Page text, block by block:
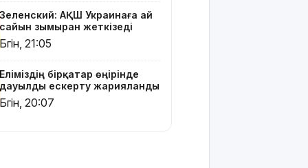
Бельгия
Королі
Қасым-
Жомарт
Тоқаевқа
Зеленский: АҚШ Украинаға ай
сайын зымыран жеткізеді
Бүгін, 21:05
Еліміздің бірқатар өңірінде
дауылды ескерту жарияланды
Бүгін, 20:07